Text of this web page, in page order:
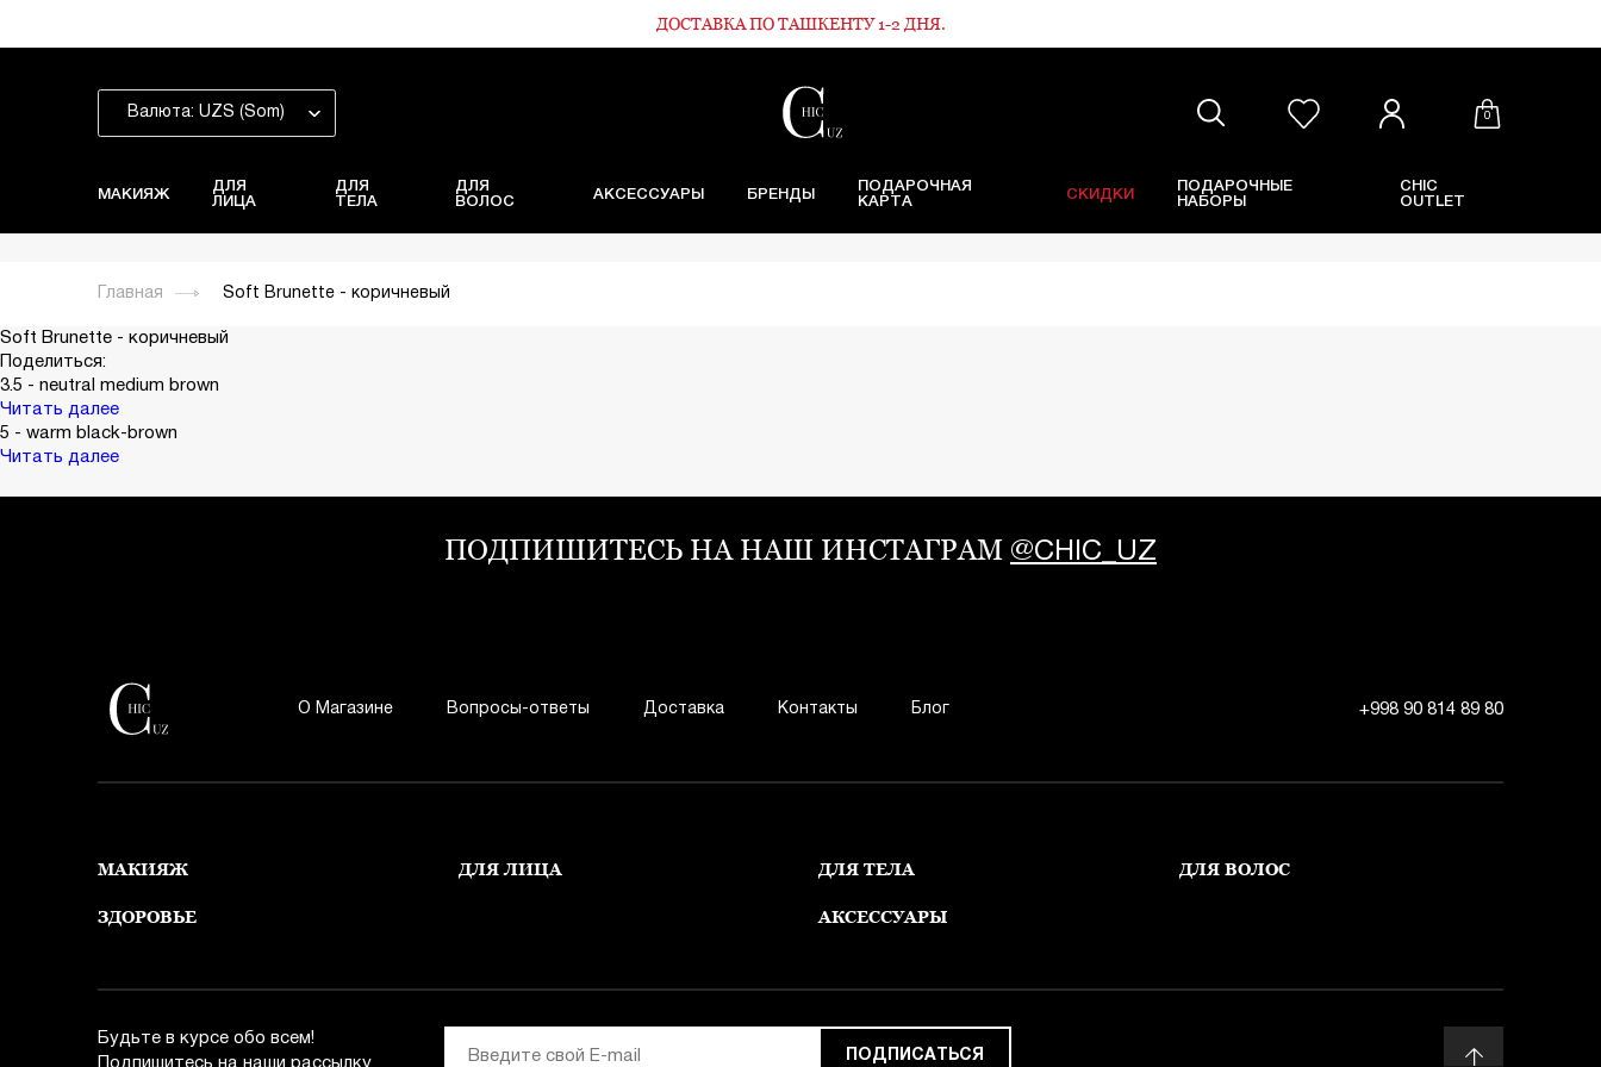
ДОСТАВКА ПО ТАШКЕНТУ 1-2 ДНЯ.
Валюта: UZS (Som) 0
МАКИЯЖ
ДЛЯ
ЛИЦА
ДЛЯ
ТЕЛА
ДЛЯ
ВОЛОС
АКСЕССУАРЫ БРЕНДЫ
ПОДАРОЧНАЯ
КАРТА
СКИДКИ
ПОДАРОЧНЫЕ
НАБОРЫ
CHIC
OUTLET
Главная Soft Brunette - коричневый
Soft Brunette - коричневый
Поделиться:
3.5 - neutral medium brown
Читать далее
5 - warm black-brown
Читать далее
ПОДПИШИТЕСЬ НА НАШ ИНСТАГРАМ @CHIC_UZ
О Магазине Вопросы-ответы Доставка Контакты Блог +998 90 814 89 80
МАКИЯЖ ДЛЯ ЛИЦА ДЛЯ ТЕЛА ДЛЯ ВОЛОС
ЗДОРОВЬЕ АКСЕССУАРЫ
Будьте в курсе обо всем!
Подпишитесь на наши рассылку
ПОДПИСАТЬСЯ